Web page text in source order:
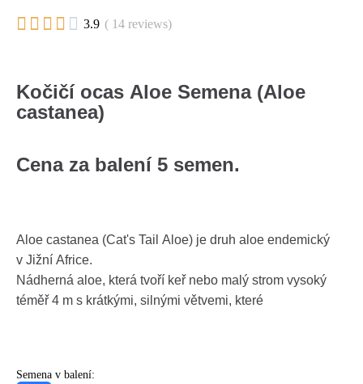
     3.9 ( 14 reviews)
Kočičí ocas Aloe Semena (Aloe
castanea)
Cena za balení 5 semen.
Aloe castanea (Cat's Tail Aloe) je druh aloe endemický
v Jižní Africe.
Nádherná aloe, která tvoří keř nebo malý strom vysoký
téměř 4 m s krátkými, silnými větvemi, které
Semena v balení: